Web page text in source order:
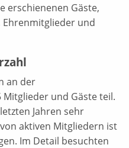
erschienenen Gäste,
und
an der
und Gäste teil.
Jahren sehr
aktiven Mitgliedern ist
Im Detail besuchten